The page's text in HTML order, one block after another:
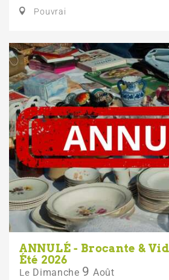
Pouvrai
ANNULÉ - Brocante &
Été 2026
Le Dimanche 9 Août